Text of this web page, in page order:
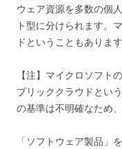
ウェア資源を多数の個
ト型に分けられます。
ドということもあります
【注】マイクロソフト
ブリッククラウドとい
の基準は不明確なため
「ソフトウェア製品」